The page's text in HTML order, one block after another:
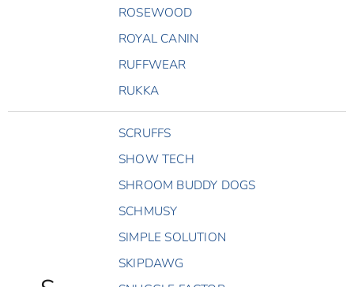
ROSEWOOD
ROYAL CANIN
RUFFWEAR
RUKKA
SCRUFFS
SHOW TECH
SHROOM BUDDY DOGS
SCHMUSY
SIMPLE SOLUTION
SKIPDAWG